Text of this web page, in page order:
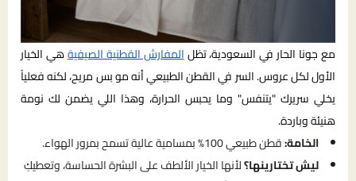
مع جونا الحار في السعودية، تظلالمفارش القطنية الصيفيةهي الخيار
الأول لكل عروس. السر في القطن الطبيعي أنه مو بس مريح، لكنه فعلياً
يخلي سريرك "يتنفس" وما يحبس الحرارة، وهذا اللي يضمن لك نومة
هنيئة وباردة.
الخامة:قطن طبيعي 100% بمسامية عالية تسمح بمرور الهواء.
ليش تختارينها؟لأنها الخيار الألطف على البشرة الحساسة، وتعطيكِ